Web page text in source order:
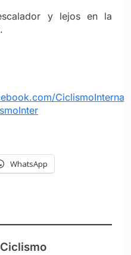
y lejos en la
WhatsApp